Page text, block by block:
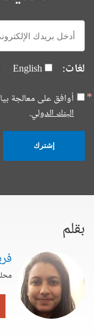
E-
mail:
لغات: English
أوافق على معالجة
البنك الدولي.
إشترك
بقلم